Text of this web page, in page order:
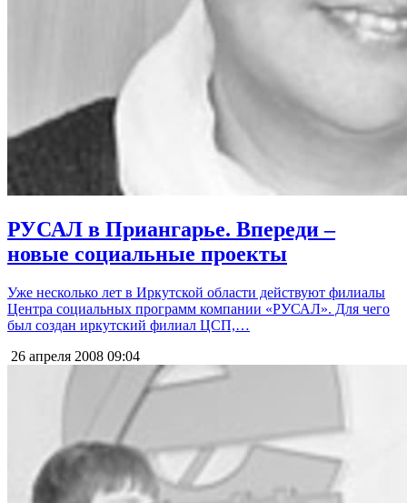
РУСАЛ в Приангарье. Впереди –
новые социальные проекты
Уже несколько лет в Иркутской области действуют филиалы
Центра социальных программ компании «РУСАЛ». Для чего
был создан иркутский филиал ЦСП,…
26 апреля 2008 09:04